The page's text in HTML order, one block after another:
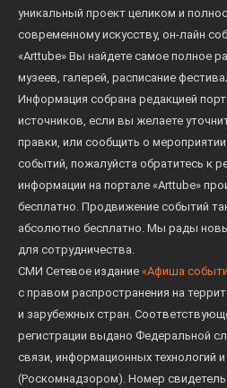
уникальный проект целиком и
современному искусству, он-лайн
«Arttube» Вы найдете самое полное
музеев, галерей, расписание
Информация собрана редакцией
источников, если вы желаете
правки, или сообщить о
событий, пожалуйста обратитесь к
информации на портале «Arttube»
бесплатно. Продвижение событий
абсолютно бесплатно. Мы рады
для сотрудничества.
СМИ Сетевое издание «Афиша
с правом распространения на
и зарубежных стран.
регистрации выдано Федеральной
связи, информационных технологий
(Роскомнадзором). Номер